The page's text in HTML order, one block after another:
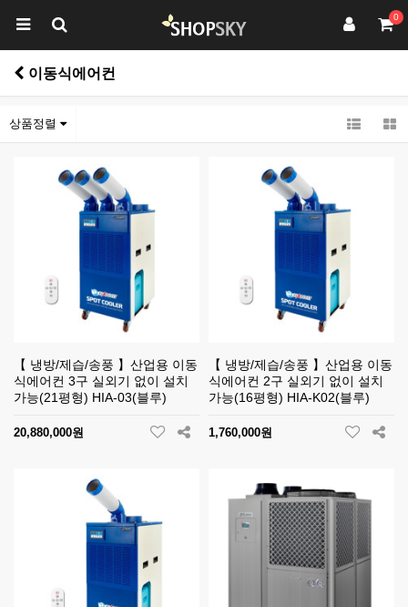
0
이동식에어컨
상품정렬
【 냉방/제습/송풍 】산업용 이동
식에어컨 3구 실외기 없이 설치
가능(21평형) HIA-03(블루)
20,880,000원
【 냉방/제습/송풍 】산업용 이동
식에어컨 2구 실외기 없이 설치
가능(16평형) HIA-K02(블루)
1,760,000원